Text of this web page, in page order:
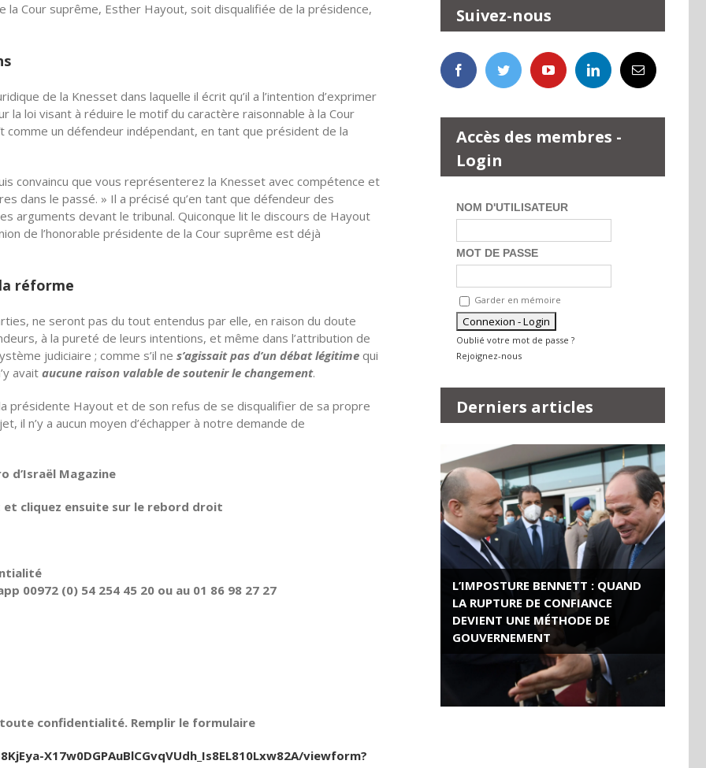
la Cour suprême, Esther Hayout, soit disqualifiée de la présidence,
de la Knesset dans laquelle il écrit qu’il a l’intention d’exprimer
loi visant à réduire le motif du caractère raisonnable à la Cour
un défendeur indépendant, en tant que président de la
convaincu que vous représenterez la Knesset avec compétence et
dans le passé. » Il a précisé qu’en tant que défendeur des
arguments devant le tribunal. Quiconque lit le discours de Hayout
de l’honorable présidente de la Cour suprême est déjà
réforme
ne seront pas du tout entendus par elle, en raison du doute
à la pureté de leurs intentions, et même dans l’attribution de
judiciaire ; comme s’il ne s’agissait pas d’un débat légitime qui
avait aucune raison valable de soutenir le changement.
présidente Hayout et de son refus de se disqualifier de sa propre
il n’y a aucun moyen d’échapper à notre demande de
d’Israël Magazine
cliquez ensuite sur le rebord droit
00972 (0) 54 254 45 20 ou au 01 86 98 27 27
toute confidentialité. Remplir le formulaire
X17w0DGPAuBlCGvqVUdh_Is8EL810Lxw82A/viewform?
Suivez-nous
Accès des membres -
Login
NOM D'UTILISATEUR
MOT DE PASSE
Garder en mémoire
Oublié votre mot de passe ?
Rejoignez-nous
Derniers articles
L’IMPOSTURE BENNETT : QUAND
LA RUPTURE DE CONFIANCE
DEVIENT UNE MÉTHODE DE
GOUVERNEMENT
ROSE VALLAND, HEROÏNE DE LA
RESISTANCE FRANÇAISE